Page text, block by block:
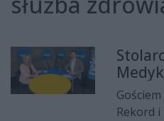
jakiej
Rekord i